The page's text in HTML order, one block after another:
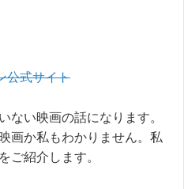
公式サイト
ない映画の話になります。
画か私もわかりません。私
ご紹介します。